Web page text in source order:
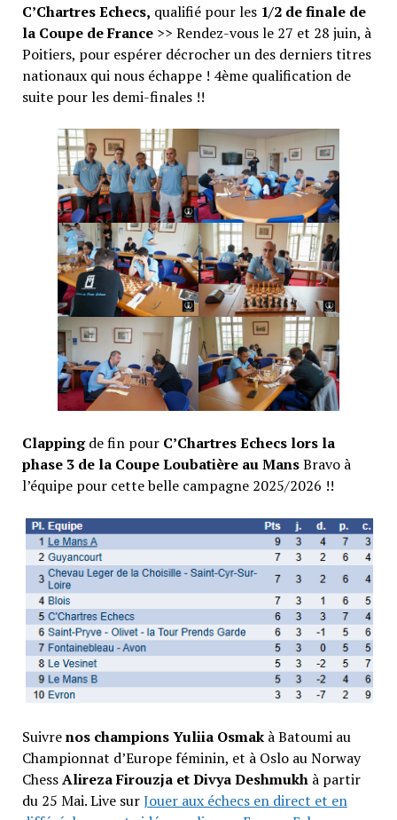
C’Chartres Echecs, qualifié pour les 1/2 de finale de
la Coupe de France>> Rendez-vous le 27 et 28 juin, à
Poitiers, pour espérer décrocher un des derniers titres
nationaux qui nous échappe ! 4ème qualification de
suite pour les demi-finales !!
Clappingde fin pour C’Chartres Echecs lors la
phase 3 de la Coupe Loubatière au MansBravo à
l’équipe pour cette belle campagne 2025/2026 !!
Suivrenos champions Yuliia Osmakà Batoumi au
Championnat d’Europe féminin, et à Oslo au Norway
ChessAlireza Firouzja et Divya Deshmukhà partir
du 25 Mai. Live surJouer aux échecs en direct et en